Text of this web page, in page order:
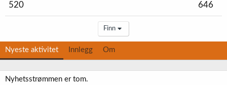
520 646
Finn
Nyeste aktivitet Innlegg Om
Nyhetsstrømmen er tom.